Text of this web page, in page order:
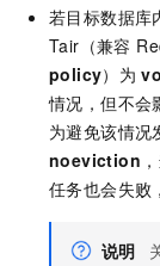
若目标数据库
Tair（兼容
policy）为
情况，但不会
为避免该情况
noeviction
任务也会失败
说明